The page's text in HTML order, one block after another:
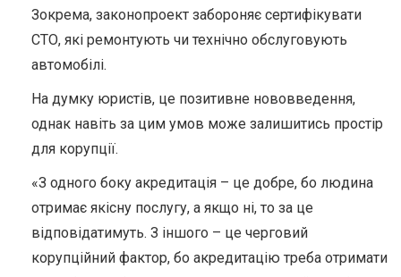
Зокрема, законопроект забороняє сертифікувати
СТО, які ремонтують чи технічно обслуговують
автомобілі.
На думку юристів, це позитивне нововведення,
однак навіть за цим умов може залишитись простір
для корупції.
«З одного боку акредитація – це добре, бо людина
отримає якісну послугу, а якщо ні, то за це
відповідатимуть. З іншого – це черговий
корупційний фактор, бо акредитацію треба отримати